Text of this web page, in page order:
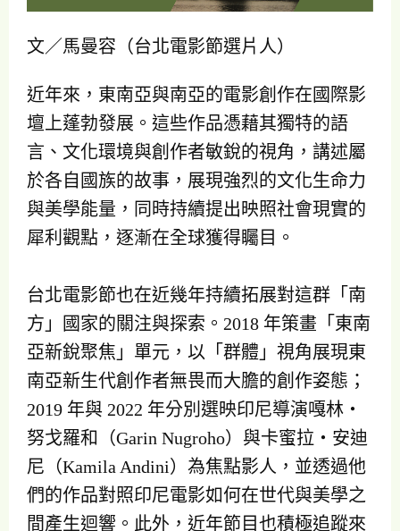
文／馬曼容（台北電影節選片人）
近年來，東南亞與南亞的電影創作在國際影
壇上蓬勃發展。這些作品憑藉其獨特的語
言、文化環境與創作者敏銳的視角，講述屬
於各自國族的故事，展現強烈的文化生命力
與美學能量，同時持續提出映照社會現實的
犀利觀點，逐漸在全球獲得矚目。
台北電影節也在近幾年持續拓展對這群「南
方」國家的關注與探索。2018 年策畫「東南
亞新銳聚焦」單元，以「群體」視角展現東
南亞新生代創作者無畏而大膽的創作姿態；
2019 年與 2022 年分別選映印尼導演嘎林・
努戈羅和（Garin Nugroho）與卡蜜拉・安迪
尼（Kamila Andini）為焦點影人，並透過他
們的作品對照印尼電影如何在世代與美學之
間產生迴響。此外，近年節目也積極追蹤來